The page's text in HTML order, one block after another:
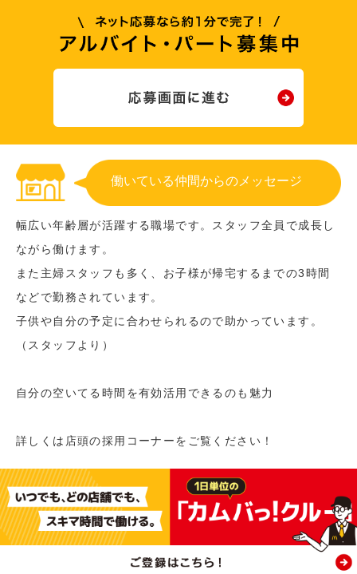
働いている仲間からのメッセージ
幅広い年齢層が活躍する職場です。スタッフ全員で成長し
ながら働けます。
また主婦スタッフも多く、お子様が帰宅するまでの3時間
などで勤務されています。
子供や自分の予定に合わせられるので助かっています。
（スタッフより）
自分の空いてる時間を有効活用できるのも魅力
詳しくは店頭の採用コーナーをご覧ください！